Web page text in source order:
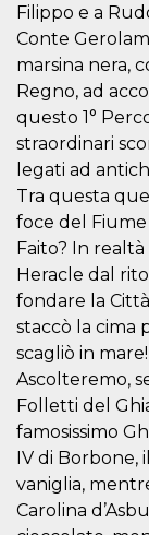
Filippo e a
Conte
marsina nera,
Regno, ad
questo 1°
straordinari
legati ad
Tra questa
foce del Fiume
Faito? In
Heracle dal
fondare la
staccò la cima
scagliò in mare!
Ascolteremo,
Folletti del
famosissimo
IV di Borbone,
vaniglia,
Carolina
Storage
Nome
cn_uc__
Nome
c_user